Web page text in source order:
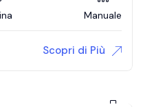
Manuale
Scopri di Più